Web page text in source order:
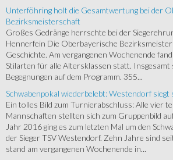
Unterföhring holt die Gesamtwertung bei der
Bezirksmeisterschaft
Großes Gedränge herrschte bei der
Hennerfein Die Oberbayerische
Geschichte. Am vergangenen Wochenende
Stilarten für alle Altersklassen statt. Insgesamt
Begegnungen auf dem Programm. 355...
Schwabenpokal wiederbelebt: Westendorf siegt
Ein tolles Bild zum Turnierabschluss: Alle vier
Mannschaften stellten sich zum Gruppenbild
Jahr 2016 ging es zum letzten Mal um den
der Sieger TSV Westendorf. Zehn Jahre sind
stand am vergangenen Wochenende in...